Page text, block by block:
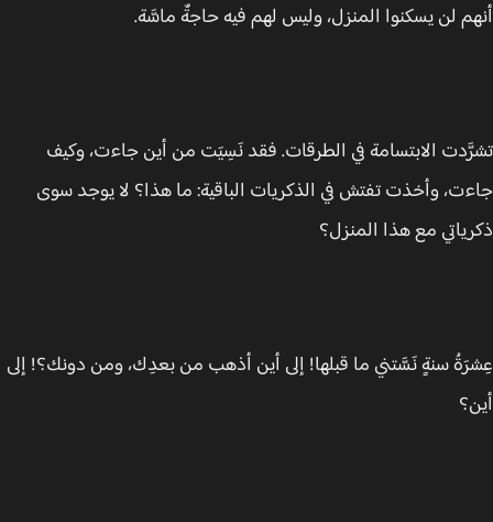
لن يسكنوا المنزل، وليس لهم فيه حاجةٌ ماسَّة.
الابتسامة في الطرقات. فقد نَسِيَت من أين جاءت، وكيف
وأخذت تفتش في الذكريات الباقية: ما هذا؟ لا يوجد سوى
مع هذا المنزل؟
سنةٍ نَسَّتني ما قبلها! إلى أين أذهب من بعدِك، ومن دونك؟! إلى